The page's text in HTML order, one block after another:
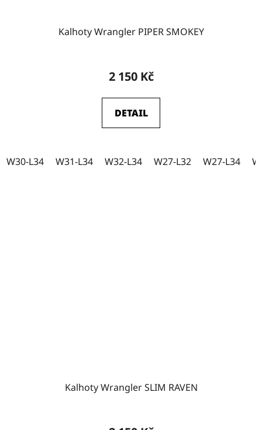
Kalhoty Wrangler PIPER SMOKEY
2 150 Kč
DETAIL
W30-L34 W31-L34 W32-L34 W27-L32 W27-L34
Kalhoty Wrangler SLIM RAVEN